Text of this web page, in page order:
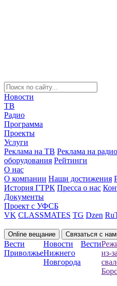
Новости
ТВ
Радио
Программа
Проекты
Услуги
Реклама на ТВ Реклама на радио
оборудования Рейтинги
О нас
О компании Наши достижения
История ГТРК Пресса о нас
Документы
Проект с УФСБ
VK CLASSMATES TG Dzen
Online вещание Связаться с
Вести
Приволжье
Новости
Нижнего
Новгорода
Вести
из-